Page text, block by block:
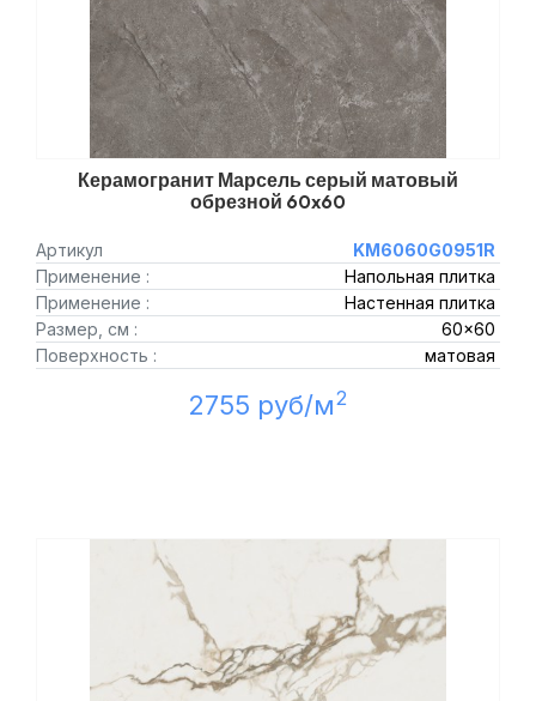
Керамогранит Марсель серый матовый
обрезной 60x60
Артикул
KM6060G0951R
Применение :
Напольная плитка
Применение :
Настенная плитка
Размер, см :
60x60
Поверхность :
матовая
2755 руб/м2